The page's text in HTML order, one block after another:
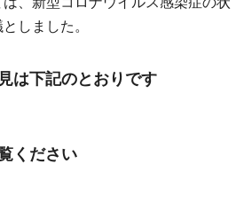
しました。
は下記のとおりです
ください